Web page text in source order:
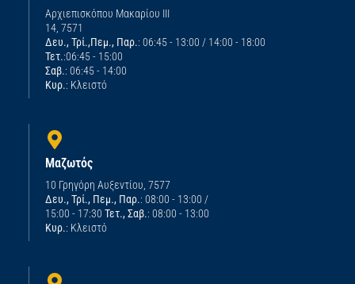
Αρχιεπισκόπου Μακαρίου ΙΙΙ
14, 7571
Δευ., Τρί.,Πεμ., Παρ.: 06:45 - 13:00 / 14:00 - 18:00
Τετ.:06:45 - 15:00
Σαβ.: 06:45 - 14:00
Κυρ.: Κλειστό
Μαζωτός
10 Γρηγόρη Αυξεντίου, 7577
Δευ., Τρί., Πεμ., Παρ.: 08:00 - 13:00 /
15:00 - 17:30 Τετ., Σαβ.: 08:00 - 13:00
Κυρ.: Κλειστό